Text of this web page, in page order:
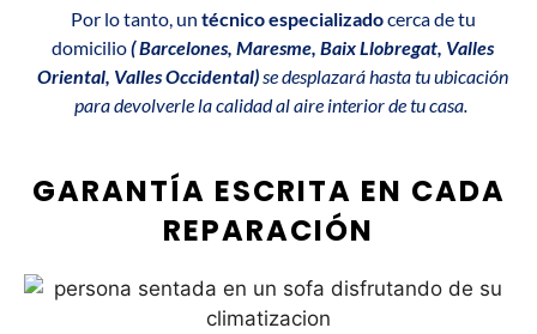
Por lo tanto, un técnico especializadocerca de tu
domicilio( Barcelones, Maresme, Baix Llobregat, Valles
Oriental, Valles Occidental)se desplazará hasta tu ubicación
para devolverle la calidad al aire interior de tu casa.
GARANTÍA ESCRITA EN CADA
REPARACIÓN